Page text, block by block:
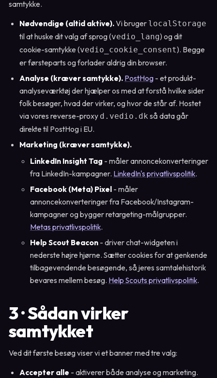
samtykke.
Nødvendige (altid aktive).Vi bruger localStorage
til at huske dit valg af sprog (vedio_lang) og dit
cookie-samtykke (vedio_cookie_consent). Begge
er førsteparts og forlader aldrig din browser.
Analyse (kræver samtykke). PostHog - et produkt-
analyseværktøj der hjælper os med at forstå hvilke sider
folk besøger, hvad der virker, og hvor de står af. Hostet
via vores reverse-proxy d.vedio.dk så data går
direkte til PostHog i EU.
Marketing (kræver samtykke).
LinkedIn Insight Tag - måler annoncekonverteringer
fra LinkedIn-kampagner. LinkedIn's privatlivspolitik.
Facebook (Meta) Pixel - måler
annoncekonverteringer fra Facebook/Instagram-
kampagner og bygger retargeting-målgrupper.
Metas privatlivspolitik.
Help Scout Beacon - driver chat-widgeten i
nederste højre hjørne. Sætter cookies for at genkende
tilbagevendende besøgende, så jeres samtalehistorik
bevares mellem besøg. Help Scouts privatlivspolitik.
3 · Sådan virker
samtykket
Ved dit første besøg viser vi et banner med tre valg:
Accepter alle - aktiverer både analyse og marketing.